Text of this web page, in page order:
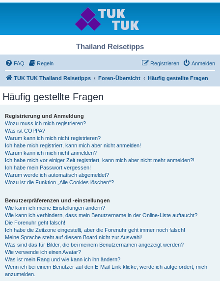
Thailand Reisetipps
FAQ Regeln Anmelden
Registrieren
TUK TUK Thailand Reisetipps Foren-Übersicht Häufig gestellte Fragen
Häufig gestellte Fragen
Registrierung und Anmeldung
Wozu muss ich mich registrieren?
Was ist COPPA?
Warum kann ich mich nicht registrieren?
Ich habe mich registriert, kann mich aber nicht anmelden!
Warum kann ich mich nicht anmelden?
Ich habe mich vor einiger Zeit registriert, kann mich aber nicht mehr anmelden?!
Ich habe mein Passwort vergessen!
Warum werde ich automatisch abgemeldet?
Wozu ist die Funktion „Alle Cookies löschen“?
Benutzerpräferenzen und -einstellungen
Wie kann ich meine Einstellungen ändern?
Wie kann ich verhindern, dass mein Benutzername in der Online-Liste auftaucht?
Die Forenuhr geht falsch!
Ich habe die Zeitzone eingestellt, aber die Forenuhr geht immer noch falsch!
Meine Sprache steht auf diesem Board nicht zur Auswahl!
Was sind das für Bilder, die bei meinem Benutzernamen angezeigt werden?
Wie verwende ich einen Avatar?
Was ist mein Rang und wie kann ich ihn ändern?
Wenn ich bei einem Benutzer auf den E-Mail-Link klicke, werde ich aufgefordert, mich
anzumelden.